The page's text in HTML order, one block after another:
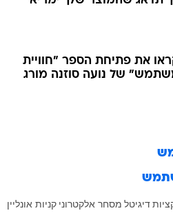
את פתיחת הספר "חוויית
של נועה סוזנה מורג
דיגיטל מסחר אלקטרוני קניות אונליין